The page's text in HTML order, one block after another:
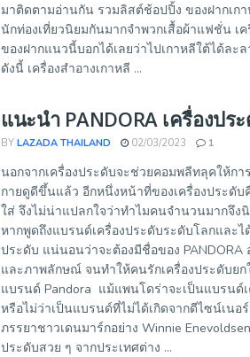
มาติดตามอ่านกัน รวมลิสต์ช้อปปิ้ง ของฝากเก
นักท่องเที่ยวนิยมกันมากจำพวกเสื้อผ้าแฟชั่น
ของฝากแนวนี้บอกได้เลยว่าไปเกาหลีใต้ได้ละ
ดังนี้ เครื่องสำอางเกาหลี ...
แนะนำ PANDORA เครื่องปร
BY LAZADA THAILAND 02/03/2023 1
นอกจากเครื่องประดับจะช่วยคอมพลีทลุคให้ก
กายดูดีขึ้นแล้ว อีกหนึ่งหน้าที่ของเครื่องประดั
ใส่ จึงไม่น่าแปลกใจว่าทำไมคนจำนวนมากจึง
หากพูดถึงแบรนด์เครื่องประดับระดับโลกและ
ประดับ แน่นอนว่าจะต้องมีชื่อของ
และภาพลักษณ์ จนทำให้คนรักเครื่องประดับย
แบรนด์ Pandora แม้แพนโดร่าจะเป็นแบรนด์
หรือไม่ว่าเป็นแบรนด์ที่ไม่ได้เกิดจากดีไซน์เนอ
ภรรยาชาวเดนมาร์กอย่าง Winnie
ประดับสวย ๆ จากประเทศต่าง ...